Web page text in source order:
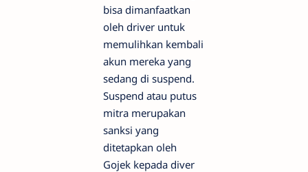
bisa dimanfaatkan
oleh driver untuk
memulihkan kembali
akun mereka yang
sedang di suspend.
Suspend atau putus
mitra merupakan
sanksi yang
ditetapkan oleh
Gojek kepada diver